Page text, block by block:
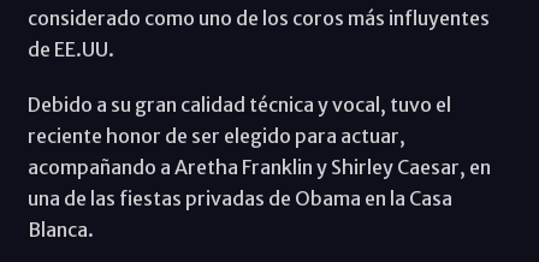
considerado como uno de los coros más influyentes
de EE.UU.
Debido a su gran calidad técnica y vocal, tuvo el
reciente honor de ser elegido para actuar,
acompañando a Aretha Franklin y Shirley Caesar, en
una de las fiestas privadas de Obama en la Casa
Blanca.